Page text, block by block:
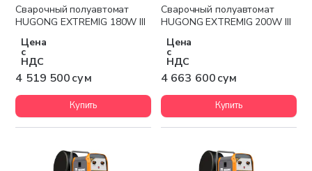
Сварочный полуавтомат
HUGONG EXTREMIG 180W III
Цена
с
НДС
4 519 500 сум
Купить
Сварочный полуавтомат
HUGONG EXTREMIG 200W III
Цена
с
НДС
4 663 600 сум
Купить